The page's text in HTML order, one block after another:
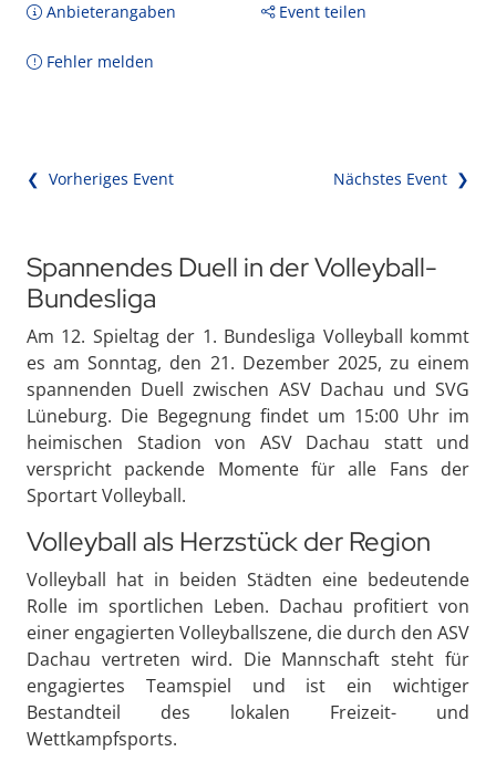
Anbieterangaben Event teilen
Fehler melden
❮ Vorheriges Event Nächstes Event ❯
Spannendes Duell in der Volleyball-
Bundesliga
Am 12. Spieltag der 1. Bundesliga Volleyball kommt
es am Sonntag, den 21. Dezember 2025, zu einem
spannenden Duell zwischen ASV Dachau und SVG
Lüneburg. Die Begegnung findet um 15:00 Uhr im
heimischen Stadion von ASV Dachau statt und
verspricht packende Momente für alle Fans der
Sportart Volleyball.
Volleyball als Herzstück der Region
Volleyball hat in beiden Städten eine bedeutende
Rolle im sportlichen Leben. Dachau profitiert von
einer engagierten Volleyballszene, die durch den ASV
Dachau vertreten wird. Die Mannschaft steht für
engagiertes Teamspiel und ist ein wichtiger
Bestandteil des lokalen Freizeit- und
Wettkampfsports.